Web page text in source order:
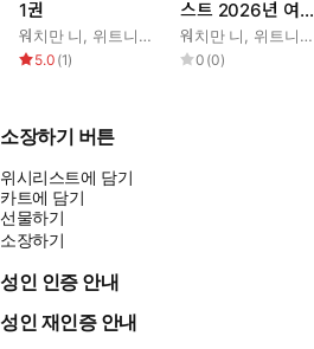
1권
워치만 니 위트니스 리
5.0 (1)
스트 2026년 여름
훈련 1권
워치만 니 위트니스 리
0 (0)
소장하기 버튼
위시리스트에 담기
카트에 담기
선물하기
소장하기
성인 인증 안내
성인 재인증 안내